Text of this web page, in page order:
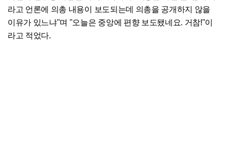
라고 언론에 의총 내용이 보도되는데 의총을 공개하지 않을
이유가 있느냐"며 "오늘은 중앙에 편향 보도됐네요. 거참!"이
라고 적었다.